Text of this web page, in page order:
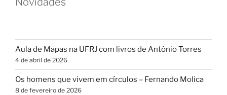
Aula de Mapas na UFRJ com livros de Antônio Torres
4 de abril de 2026
Os homens que vivem em círculos – Fernando Molica
8 de fevereiro de 2026